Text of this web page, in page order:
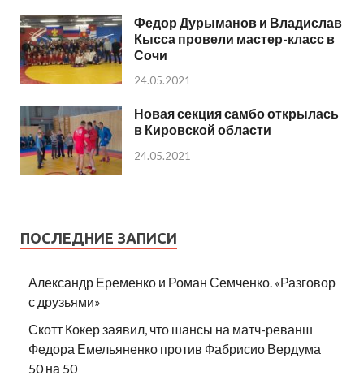
Федор Дурыманов и Владислав
Кысса провели мастер-класс в
Сочи
24.05.2021
Новая секция самбо открылась
в Кировской области
24.05.2021
ПОСЛЕДНИЕ ЗАПИСИ
Александр Еременко и Роман Семченко. «Разговор
с друзьями»
Скотт Кокер заявил, что шансы на матч-реванш
Федора Емельяненко против Фабрисио Вердума
50 на 50